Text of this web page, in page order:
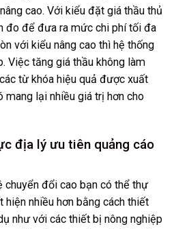
cao. Với kiểu đặt giá thầu thủ
đo để đưa ra mức chi phí tối đa
với kiểu nâng cao thì hệ thống
Việc tăng giá thầu không làm
từ khóa hiệu quả được xuất
mang lại nhiều giá trị hơn cho
địa lý ưu tiên quảng cáo
đổi cao bạn có thể thự
hiện nhiều hơn bằng cách thiết
như với các thiết bị nông nghiệp